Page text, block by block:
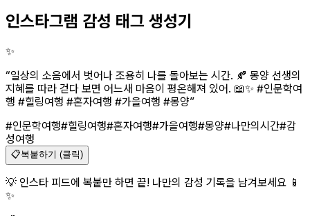
인스타그램 감성 태그 생성기
✨
“일상의 소음에서 벗어나 조용히 나를 돌아보는 시간. 🍂 몽양 선생의
지혜를 따라 걷다 보면 어느새 마음이 평온해져 있어. 📖✨ #인문학여
행 #힐링여행 #혼자여행 #가을여행 #몽양”
#인문학여행#힐링여행#혼자여행#가을여행#몽양#나만의시간#감
성여행
📋복붙하기 (클릭)
💡 인스타 피드에 복붙만 하면 끝! 나만의 감성 기록을 남겨보세요 📱
✨